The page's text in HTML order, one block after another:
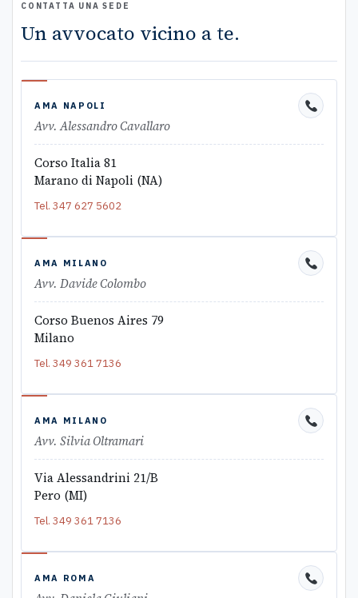
CONTATTA UNA SEDE
Un avvocato vicino a te.
AMA NAPOLI
Avv. Alessandro Cavallaro
Corso Italia 81
Marano di Napoli (NA)
Tel. 347 627 5602
AMA MILANO
Avv. Davide Colombo
Corso Buenos Aires 79
Milano
Tel. 349 361 7136
AMA MILANO
Avv. Silvia Oltramari
Via Alessandrini 21/B
Pero (MI)
Tel. 349 361 7136
AMA ROMA